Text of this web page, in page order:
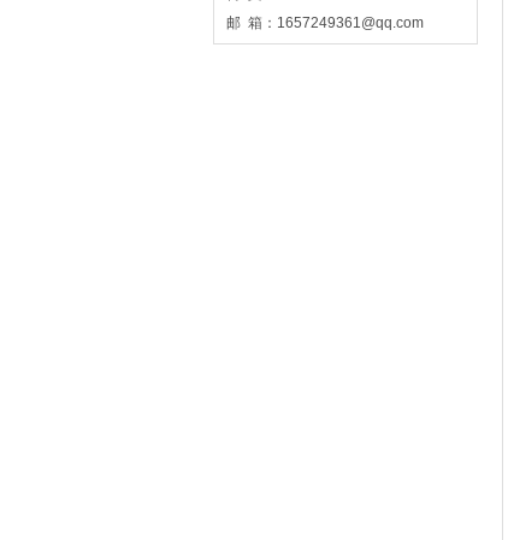
邮 箱：1657249361@qq.com